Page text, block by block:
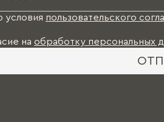
условия пользовательского
на обработку персональных